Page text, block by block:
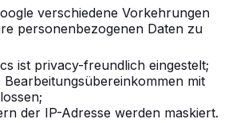
verschiedene Vorkehrungen
personenbezogenen Daten zu
ist privacy-freundlich eingestelt;
mit
der IP-Adresse werden maskiert.
hat Bambus?
waagerecht
gibt HeBlad auf